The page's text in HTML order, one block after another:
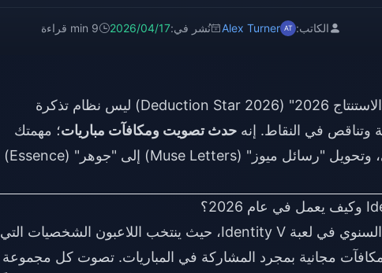
الكاتب: Alex Turner نُشر في:2026/04/17 9 min قراءة
أهم معلومة يغفل عنها معظم اللاعبين: "نجم الاستنتاج 2026" (Deduction Star 2026) ليس نظام تذكرة
في النقاط. إنه حدث تصويت ومكافآت مباريات؛ مهمتك
هي اللعب يومياً، والتصويت بشكل استراتيجي، وتحويل "رسائل ميوز" (Muse Letters) إلى "جوهر" (Essence)
"نجم الاستنتاج" هو حدث التصويت المجتمعي السنوي في لعبة Identity V، حيث ينتخب اللاعبون الشخصيات التي
مجانية بمجرد المشاركة في المباريات. تصوت كل مجموعة